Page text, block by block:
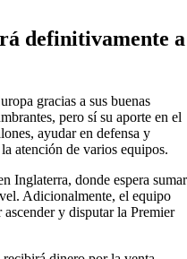
definitivamente a
gracias a sus buenas
pero sí su aporte en el
ayudar en defensa y
atención de varios equipos.
Inglaterra, donde espera sumar
Adicionalmente, el equipo
y disputar la Premier